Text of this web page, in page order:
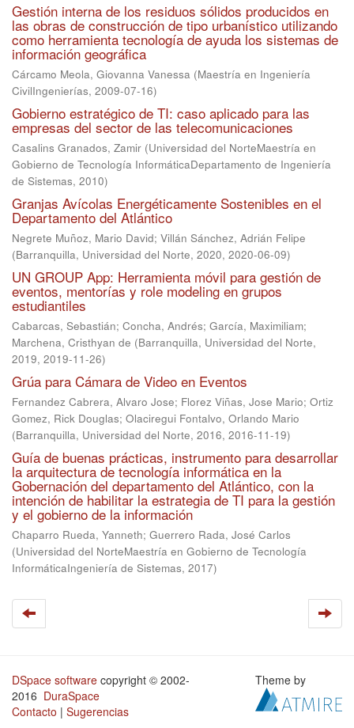
Gestión interna de los residuos sólidos producidos en
las obras de construcción de tipo urbanístico utilizando
como herramienta tecnología de ayuda los sistemas de
información geográfica
Cárcamo Meola, Giovanna Vanessa (Maestría en Ingeniería
CivilIngenierías, 2009-07-16)
Gobierno estratégico de TI: caso aplicado para las
empresas del sector de las telecomunicaciones
Casalins Granados, Zamir (Universidad del NorteMaestría en
Gobierno de Tecnología InformáticaDepartamento de Ingeniería
de Sistemas, 2010)
Granjas Avícolas Energéticamente Sostenibles en el
Departamento del Atlántico
Negrete Muñoz, Mario David; Villán Sánchez, Adrián Felipe
(Barranquilla, Universidad del Norte, 2020, 2020-06-09)
UN GROUP App: Herramienta móvil para gestión de
eventos, mentorías y role modeling en grupos
estudiantiles
Cabarcas, Sebastián; Concha, Andrés; García, Maximiliam;
Marchena, Cristhyan de (Barranquilla, Universidad del Norte,
2019, 2019-11-26)
Grúa para Cámara de Video en Eventos
Fernandez Cabrera, Alvaro Jose; Florez Viñas, Jose Mario; Ortiz
Gomez, Rick Douglas; Olaciregui Fontalvo, Orlando Mario
(Barranquilla, Universidad del Norte, 2016, 2016-11-19)
Guía de buenas prácticas, instrumento para desarrollar
la arquitectura de tecnología informática en la
Gobernación del departamento del Atlántico, con la
intención de habilitar la estrategia de TI para la gestión
y el gobierno de la información
Chaparro Rueda, Yanneth; Guerrero Rada, José Carlos
(Universidad del NorteMaestría en Gobierno de Tecnología
InformáticaIngeniería de Sistemas, 2017)
DSpace software copyright © 2002-
2016 DuraSpace
Contacto | Sugerencias
Theme by